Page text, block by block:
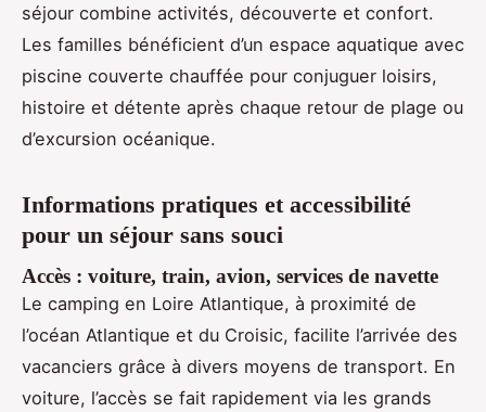
séjour combine activités, découverte et confort.
Les familles bénéficient d’un espace aquatique avec
piscine couverte chauffée pour conjuguer loisirs,
histoire et détente après chaque retour de plage ou
d’excursion océanique.
Informations pratiques et accessibilité
pour un séjour sans souci
Accès : voiture, train, avion, services de navette
Le camping en Loire Atlantique, à proximité de
l’océan Atlantique et du Croisic, facilite l’arrivée des
vacanciers grâce à divers moyens de transport. En
voiture, l’accès se fait rapidement via les grands